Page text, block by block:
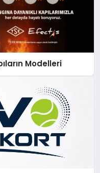
Modelleri